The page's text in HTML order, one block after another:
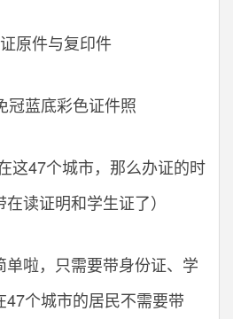
原件与复印件
冠蓝底彩色证件照
这47个城市，那么办证的时
读证明和学生证了）
啦，只需要带身份证、学
个城市的居民不需要带